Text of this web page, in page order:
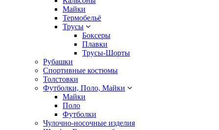
Майки
Термобельё
Трусы
Боксеры
Плавки
Трусы-Шорты
Рубашки
Спортивные костюмы
Толстовки
Футболки, Поло, Майки
Майки
Поло
Футболки
Чулочно-носочные изделия